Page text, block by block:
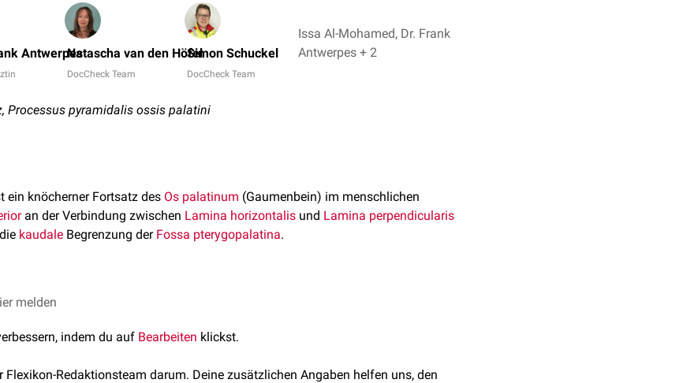
AntwerpesNatascha van den Höfel
DocCheck Team
Simon Schuckel
DocCheck Team
Issa Al-Mohamed, Dr. Frank
Antwerpes + 2
Processus pyramidalis ossis palatini
ein knöcherner Fortsatz des Os palatinum (Gaumenbein) im menschlichen
an der Verbindung zwischen Lamina horizontalis und Lamina perpendicularis
kaudale Begrenzung der Fossa pterygopalatina.
keil- bzw. pyramidenförmig gestaltet und liegt zwischen den Laminae medialis und
mit derTuberositas maxillae
melden
indem du auf Bearbeiten klickst.
Redaktionsteam darum. Deine zusätzlichen Angaben helfen uns, den